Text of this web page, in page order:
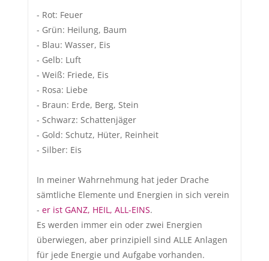
- Rot: Feuer
- Grün: Heilung, Baum
- Blau: Wasser, Eis
- Gelb: Luft
- Weiß: Friede, Eis
- Rosa: Liebe
- Braun: Erde, Berg, Stein
- Schwarz: Schattenjäger
- Gold: Schutz, Hüter, Reinheit
- Silber: Eis
In meiner Wahrnehmung hat jeder Drache
sämtliche Elemente und Energien in sich verein
- er ist GANZ, HEIL, ALL-EINS.
Es werden immer ein oder zwei Energien
überwiegen, aber prinzipiell sind ALLE Anlagen
für jede Energie und Aufgabe vorhanden.